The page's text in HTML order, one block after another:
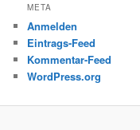
META
Anmelden
Eintrags-Feed
Kommentar-Feed
WordPress.org